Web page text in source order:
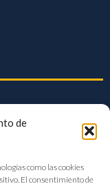
de
como las cookies
El consentimiento de